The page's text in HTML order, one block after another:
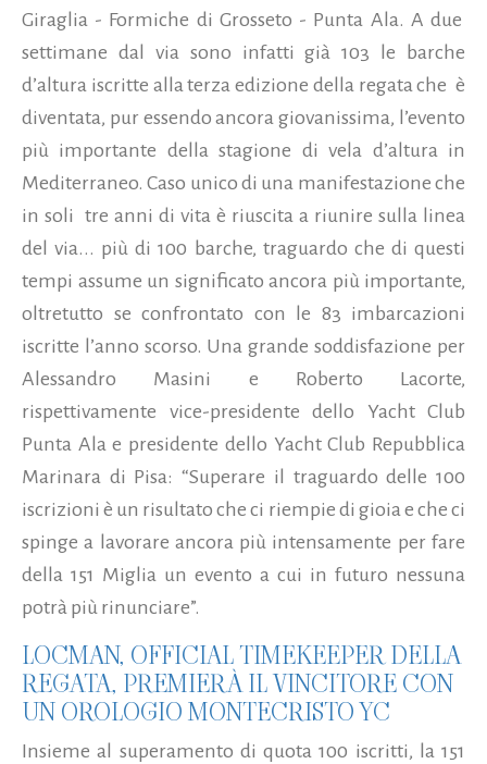
Giraglia - Formiche di Grosseto - Punta Ala. A due
settimane dal via sono infatti già 103 le barche
d’altura iscritte alla terza edizione della regata che è
diventata, pur essendo ancora giovanissima, l’evento
più importante della stagione di vela d’altura in
Mediterraneo. Caso unico di una manifestazione che
in soli tre anni di vita è riuscita a riunire sulla linea
del via... più di 100 barche, traguardo che di questi
tempi assume un significato ancora più importante,
oltretutto se confrontato con le 83 imbarcazioni
iscritte l’anno scorso. Una grande soddisfazione per
Alessandro Masini e Roberto Lacorte,
rispettivamente vice-presidente dello Yacht Club
Punta Ala e presidente dello Yacht Club Repubblica
Marinara di Pisa: “Superare il traguardo delle 100
iscrizioni è un risultato che ci riempie di gioia e che ci
spinge a lavorare ancora più intensamente per fare
della 151 Miglia un evento a cui in futuro nessuna
potrà più rinunciare”.
LOCMAN, OFFICIAL TIMEKEEPER DELLA
REGATA, PREMIERÀ IL VINCITORE CON
UN OROLOGIO MONTECRISTO YC
Insieme al superamento di quota 100 iscritti, la 151